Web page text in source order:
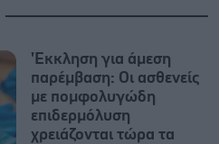
'Εκκληση για άμεση
παρέμβαση: Οι ασθενείς
με πομφολυγώδη
επιδερμόλυση
χρειάζονται τώρα τα